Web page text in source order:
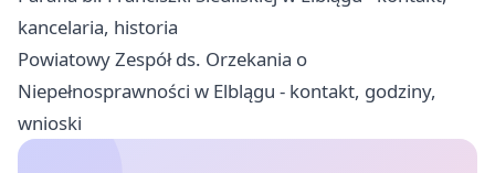
kancelaria, historia
Powiatowy Zespół ds. Orzekania o
Niepełnosprawności w Elblągu - kontakt, godziny,
wnioski